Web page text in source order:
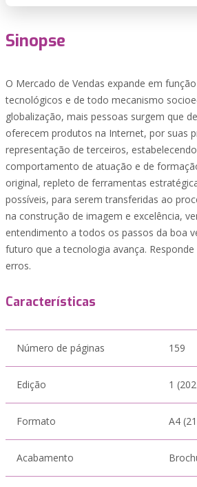
Sinopse
O Mercado de Vendas expande em
tecnológicos e de todo mecanismo
globalização, mais pessoas surgem que
oferecem produtos na Internet, por suas
representação de terceiros,
comportamento de atuação e de
original, repleto de ferramentas
possíveis, para serem transferidas ao
na construção de imagem e excelência,
entendimento a todos os passos da boa
futuro que a tecnologia avança.
erros.
Características
Número de páginas 159
Edição 1
Formato A4
Acabamento